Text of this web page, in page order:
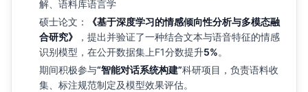
解、语料库语言学
硕士论文：
《基于深度学习的情感倾向性分析与多模态融
合研究》
，提出并验证了一种结合文本与语音特征的情感
识别模型，在公开数据集上F1分数提升5%。
期间积极参与“智能对话系统构建”科研项目，负责语料收
集、标注规范制定及模型效果评估。